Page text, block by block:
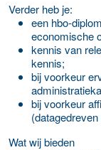
Verder heb je:
een hbo-
economische
kennis van
kennis;
bij voorkeur
bij voorkeur
Wat wij bieden